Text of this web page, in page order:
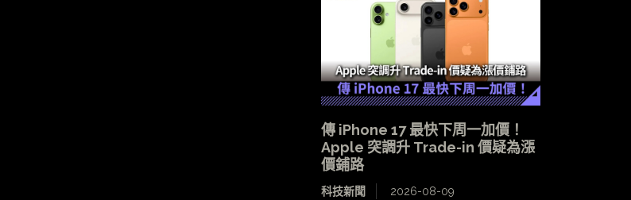
傳 iPhone 17 最快下周一加價！
Apple 突調升 Trade-in 價疑為漲
價鋪路
科技新聞 2026-08-09